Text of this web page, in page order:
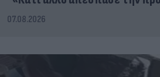
07.08.2026